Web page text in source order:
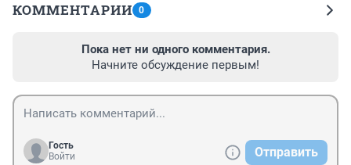
КОММЕНТАРИИ 0
Пока нет ни одного комментария.
Начните обсуждение первым!
Гость
Войти
Отправить